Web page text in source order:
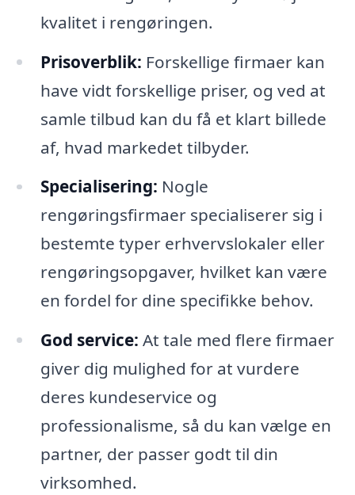
kvalitet i rengøringen.
Prisoverblik: Forskellige firmaer kan
have vidt forskellige priser, og ved at
samle tilbud kan du få et klart billede
af, hvad markedet tilbyder.
Specialisering: Nogle
rengøringsfirmaer specialiserer sig i
bestemte typer erhvervslokaler eller
rengøringsopgaver, hvilket kan være
en fordel for dine specifikke behov.
God service: At tale med flere firmaer
giver dig mulighed for at vurdere
deres kundeservice og
professionalisme, så du kan vælge en
partner, der passer godt til din
virksomhed.